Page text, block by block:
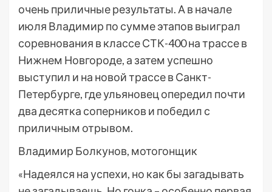
очень приличные результаты. А в начале
июля Владимир по сумме этапов выиграл
соревнования в классе СТК-400 на трассе в
Нижнем Новгороде, а затем успешно
выступил и на новой трассе в Санкт-
Петербурге, где ульяновец опередил почти
два десятка соперников и победил с
приличным отрывом.
Владимир Болкунов, мотогонщик
«Надеялся на успехи, но как бы загадывать